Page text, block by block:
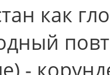
как
-